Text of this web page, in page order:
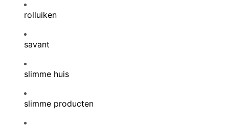
rolluiken
savant
slimme huis
slimme producten